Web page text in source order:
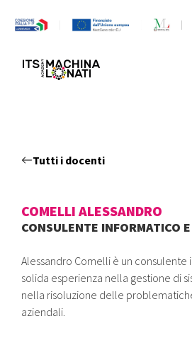
Tutti i docenti
COMELLI ALESSANDRO
CONSULENTE INFORMATICO
Alessandro Comelli è un consulente
solida esperienza nella gestione di
nella risoluzione delle
aziendali.